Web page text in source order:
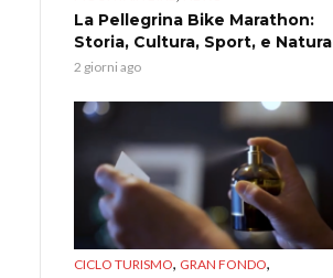
La Pellegrina Bike Marathon:
Storia, Cultura, Sport, e Natura
2 giorni ago
CICLO TURISMO, GRAN FONDO,